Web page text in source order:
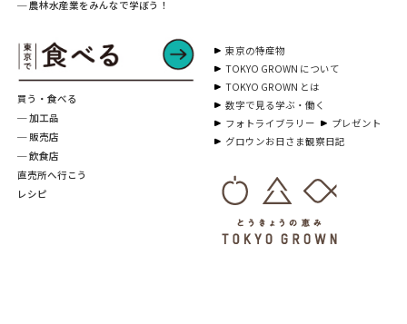
─ 農林水産業をみんなで学ぼう！
買う・食べる
─ 加工品
─ 販売店
─ 飲食店
直売所へ行こう
レシピ
東京の特産物
TOKYO GROWN について
TOKYO GROWN とは
数字で見る学ぶ・働く
フォトライブラリー
プレゼント
グロウンお日さま観察日記